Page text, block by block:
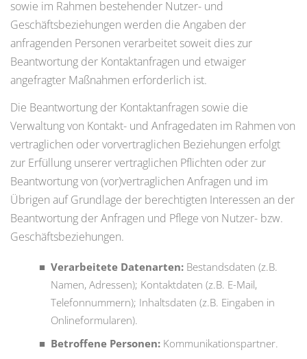
sowie im Rahmen bestehender Nutzer- und
Geschäftsbeziehungen werden die Angaben der
anfragenden Personen verarbeitet soweit dies zur
Beantwortung der Kontaktanfragen und etwaiger
angefragter Maßnahmen erforderlich ist.
Die Beantwortung der Kontaktanfragen sowie die
Verwaltung von Kontakt- und Anfragedaten im Rahmen von
vertraglichen oder vorvertraglichen Beziehungen erfolgt
zur Erfüllung unserer vertraglichen Pflichten oder zur
Beantwortung von (vor)vertraglichen Anfragen und im
Übrigen auf Grundlage der berechtigten Interessen an der
Beantwortung der Anfragen und Pflege von Nutzer- bzw.
Geschäftsbeziehungen.
Verarbeitete Datenarten:Bestandsdaten (z.B.
Namen, Adressen); Kontaktdaten (z.B. E-Mail,
Telefonnummern); Inhaltsdaten (z.B. Eingaben in
Onlineformularen).
Betroffene Personen:Kommunikationspartner.